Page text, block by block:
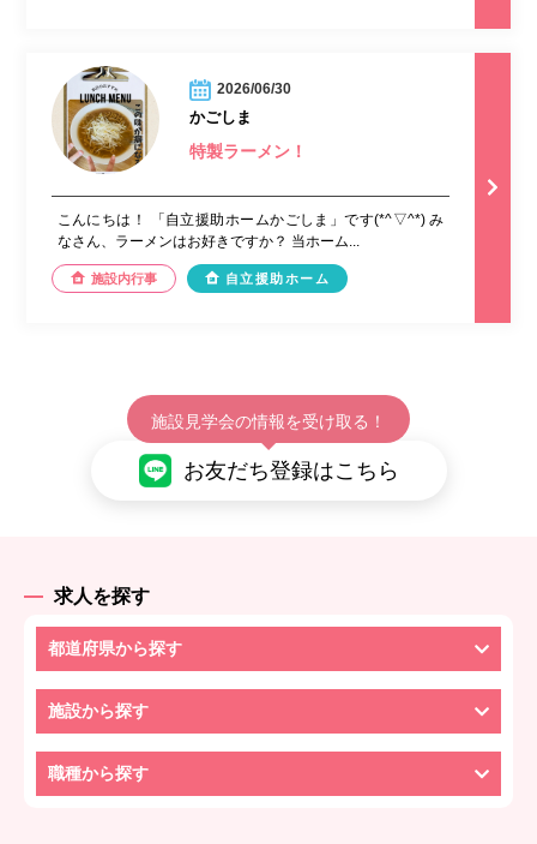
2026/06/30
かごしま
特製ラーメン！
こんにちは！ 「自立援助ホームかごしま」です(*^▽^*) み
なさん、ラーメンはお好きですか？ 当ホーム...
施設内行事 自立援助ホーム
施設見学会の情報を受け取る！
お友だち登録はこちら
求人を探す
都道府県から探す
施設から探す
職種から探す